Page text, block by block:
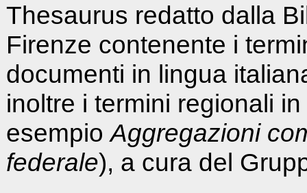
Thesaurus redatto dalla
Firenze contenente i
documenti in lingua
inoltre i termini regionali
esempioAggregazioni
federale), a cura del